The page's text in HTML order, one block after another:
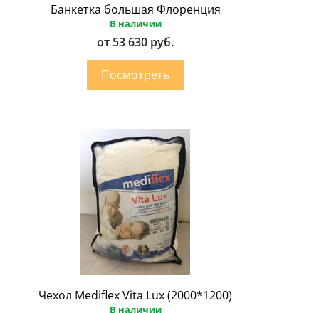
Банкетка большая Флоренция
В наличии
от 53 630 руб.
Чехол Mediflex Vita Lux (2000*1200)
В наличии